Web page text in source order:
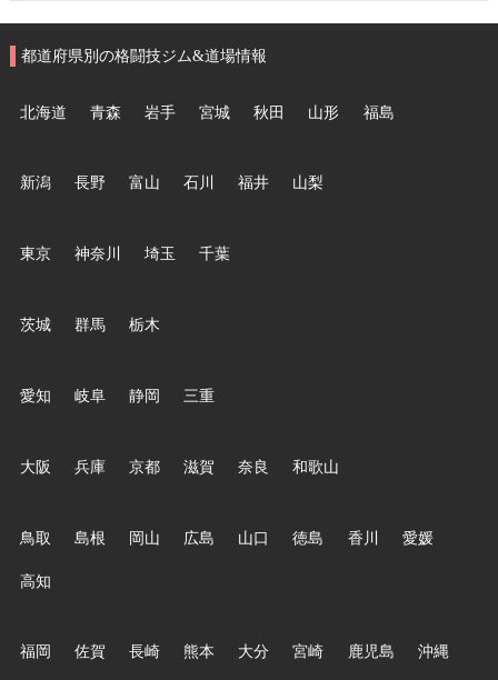
都道府県別の格闘技ジム&道場情報
北海道 青森 岩手 宮城 秋田 山形 福島
新潟 長野 富山 石川 福井 山梨
東京 神奈川 埼玉 千葉
茨城 群馬 栃木
愛知 岐阜 静岡 三重
大阪 兵庫 京都 滋賀 奈良 和歌山
鳥取 島根 岡山 広島 山口 徳島 香川 愛媛
高知
福岡 佐賀 長崎 熊本 大分 宮崎 鹿児島 沖縄